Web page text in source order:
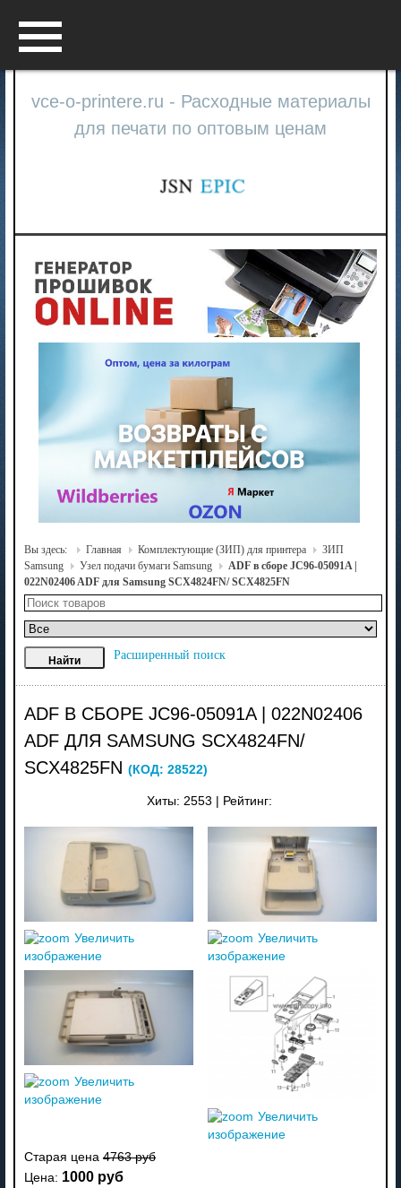
vce-o-printere.ru - Расходные материалы
для печати по оптовым ценам
Вы здесь: Главная Комплектующие (ЗИП) для принтера
ЗИП
Samsung
Узел подачи бумаги Samsung
ADF в сборе JC96-05091A |
022N02406 ADF для Samsung SCX4824FN/ SCX4825FN
Расширенный поиск
ADF В СБОРЕ JC96-05091A | 022N02406
ADF ДЛЯ SAMSUNG SCX4824FN/
SCX4825FN (КОД: 28522)
Хиты: 2553 Рейтинг:
Увеличить
изображение
Увеличить
изображение
Увеличить
изображение
Увеличить
изображение
Старая цена 4763 руб
Цена: 1000 руб